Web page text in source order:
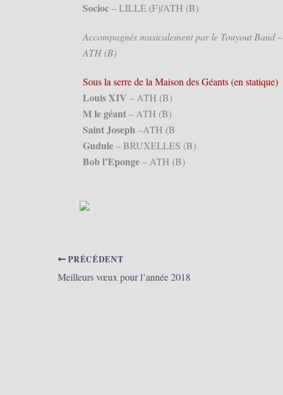
Socioc– LILLE (F)/ATH (B)
Accompagnés musicalement par le Touyout Band –
ATH (B)
Sous la serre de la Maison des Géants (en statique)
Louis XIV – ATH (B)
M le géant– ATH (B)
Saint Joseph –ATH (B
Gudule– BRUXELLES (B)
Bob l’Eponge– ATH (B)
PRÉCÉDENT
Meilleurs vœux pour l’année 2018